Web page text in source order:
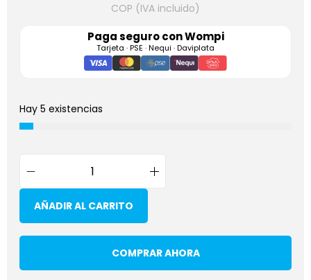
COP (IVA incluido)
Paga seguro conWompi
Tarjeta · PSE · Nequi · Daviplata
Hay 5 existencias
AÑADIR AL CARRITO
COMPRAR AHORA